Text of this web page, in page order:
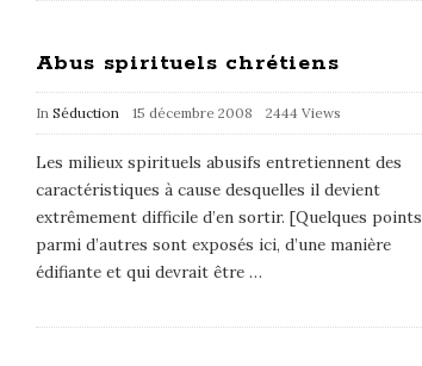
Abus spirituels chrétiens
In Séduction 15 décembre 2008 2444 Views
Les milieux spirituels abusifs entretiennent des
caractéristiques à cause desquelles il devient
extrêmement difficile d’en sortir. [Quelques points
parmi d’autres sont exposés ici, d’une manière
édifiante et qui devrait être…